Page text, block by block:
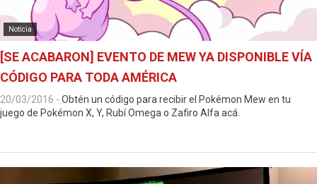
Noticia
[SE ACABARON] EVENTO DE MEW YA DISPONIBLE VÍA
CÓDIGO PARA TODA AMÉRICA
20/03/2016 - Obtén un código para recibir el Pokémon Mew en tu
juego de Pokémon X, Y, Rubí Omega o Zafiro Alfa acá.